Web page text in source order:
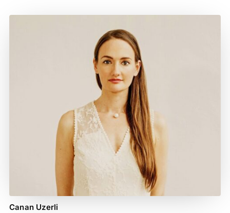
Canan Uzerli